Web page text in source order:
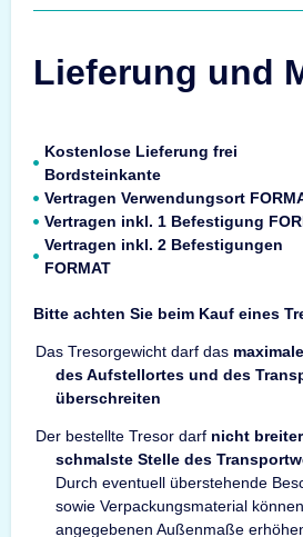
Lieferung und
Kostenlose Lieferung frei
Bordsteinkante
Vertragen Verwendungsort
Vertragen inkl. 1 Befestigung
Vertragen inkl. 2 Befestigungen
FORMAT
Bitte achten Sie beim Kauf eines
Das Tresorgewicht darf das
des Aufstellortes und des
überschreiten
Der bestellte Tresor darf nicht
schmalste Stelle des
Durch eventuell überstehende
sowie Verpackungsmaterial
angegebenen Außenmaße